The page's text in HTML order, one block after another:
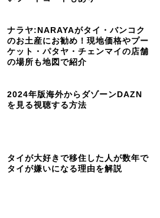
ナラヤ:NARAYAがタイ・バンコク
のお土産にお勧め！現地価格やプー
ケット・パタヤ・チェンマイの店舗
の場所も地図で紹介
2024年版海外からダゾーンDAZN
を見る視聴する方法
タイが大好きで移住した人が数年で
タイが嫌いになる理由を解説